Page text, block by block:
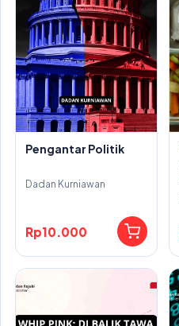
Pengantar Politik
Dadan Kurniawan
Rp10.000